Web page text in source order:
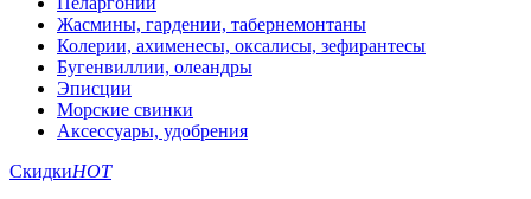
Жасмины, гардении, табернемонтаны
Колерии, ахименесы, оксалисы, зефирантесы
Бугенвиллии, олеандры
Эписции
Морские свинки
Аксессуары, удобрения
СкидкиHOT